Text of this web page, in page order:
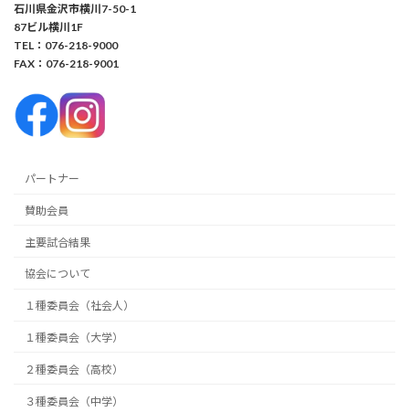
石川県金沢市横川7-50-1
87ビル横川1F
TEL：076-218-9000
FAX：076-218-9001
パートナー
賛助会員
主要試合結果
協会について
１種委員会（社会人）
１種委員会（大学）
２種委員会（高校）
３種委員会（中学）